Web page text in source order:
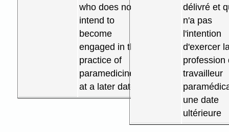
who does not
intend to
become
engaged in the
practice of
paramedicine
at a later date.
délivré et
n'a pas
l'intention
d'exercer
profession
travailleur
une date
ultérieure